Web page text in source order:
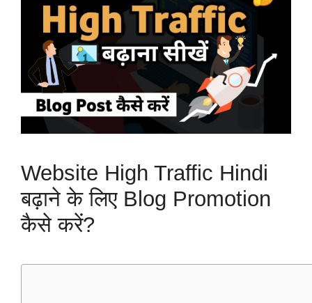
Website High Traffic Hindi
बढ़ाने के लिए Blog Promotion
कैसे करें?